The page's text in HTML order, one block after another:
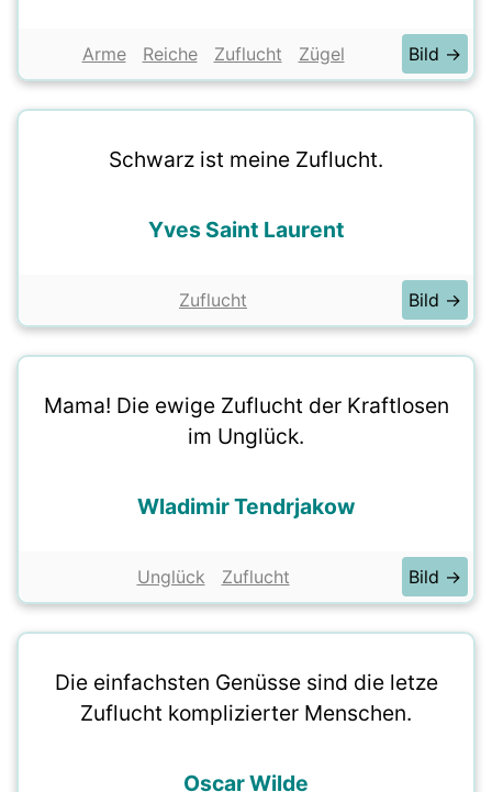
Arme Reiche Zuflucht Zügel Bild →
Schwarz ist meine Zuflucht.
Yves Saint Laurent
Zuflucht Bild →
Mama! Die ewige Zuflucht der Kraftlosen
im Unglück.
Wladimir Tendrjakow
Unglück Zuflucht Bild →
Die einfachsten Genüsse sind die letze
Zuflucht komplizierter Menschen.
Oscar Wilde